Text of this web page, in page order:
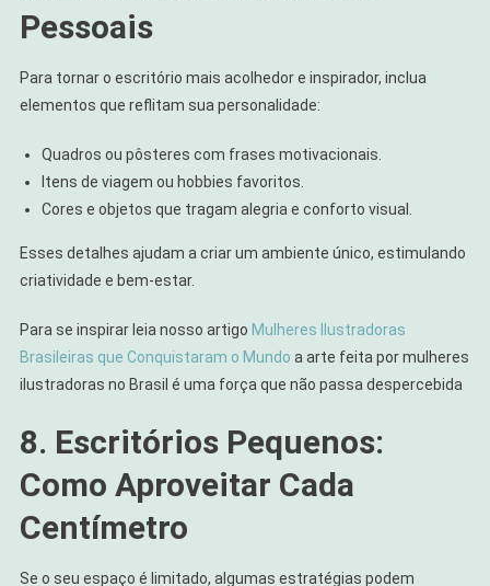
Pessoais
Para tornar o escritório mais acolhedor e inspirador, inclua
elementos que reflitam sua personalidade:
Quadros ou pôsteres com frases motivacionais.
Itens de viagem ou hobbies favoritos.
Cores e objetos que tragam alegria e conforto visual.
Esses detalhes ajudam a criar um ambiente único, estimulando
criatividade e bem-estar.
Para se inspirar leia nosso artigo Mulheres Ilustradoras
Brasileiras que Conquistaram o Mundo a arte feita por mulheres
ilustradoras no Brasil é uma força que não passa despercebida
8. Escritórios Pequenos:
Como Aproveitar Cada
Centímetro
Se o seu espaço é limitado, algumas estratégias podem